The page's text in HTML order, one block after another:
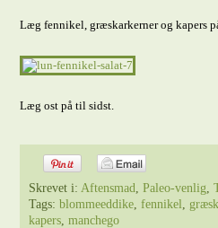
Læg fennikel, græskarkerner og kapers
Læg ost på til sidst.
Skrevet i:Aftensmad,Paleo-venlig,
Tags:blommeeddike,fennikel,
kapers,manchego